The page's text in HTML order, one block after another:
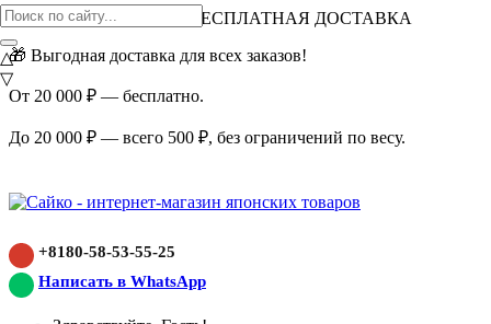
ВНИМАНИЕ АКЦИЯ!
БЕСПЛАТНАЯ ДОСТАВКА
🎁 Выгодная доставка для всех заказов!
От 20 000 ₽ — бесплатно.
До 20 000 ₽ — всего 500 ₽, без ограничений по весу.
+8180-58-53-55-25
Написать в WhatsApp
△
▽